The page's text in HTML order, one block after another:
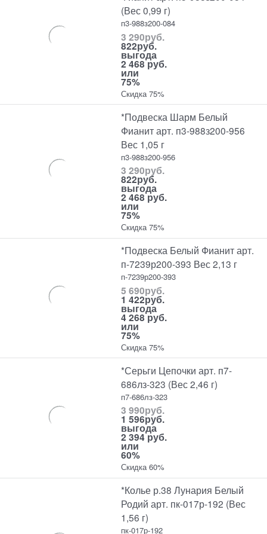
(Вес 0,99 г)
п3-988з200-084
3 290руб.
822руб.
выгода
2 468 руб.
или
75%
Скидка 75%
*Подвеска Шарм Белый
Фианит арт. п3-988з200-956
Вес 1,05 г
п3-988з200-956
3 290руб.
822руб.
выгода
2 468 руб.
или
75%
Скидка 75%
*Подвеска Белый Фианит арт.
п-7239р200-393 Вес 2,13 г
п-7239р200-393
5 690руб.
1 422руб.
выгода
4 268 руб.
или
75%
Скидка 75%
*Серьги Цепочки арт. п7-
686лз-323 (Вес 2,46 г)
п7-686лз-323
3 990руб.
1 596руб.
выгода
2 394 руб.
или
60%
Скидка 60%
*Колье р.38 Лунария Белый
Родий арт. пк-017р-192 (Вес
1,56 г)
пк-017р-192